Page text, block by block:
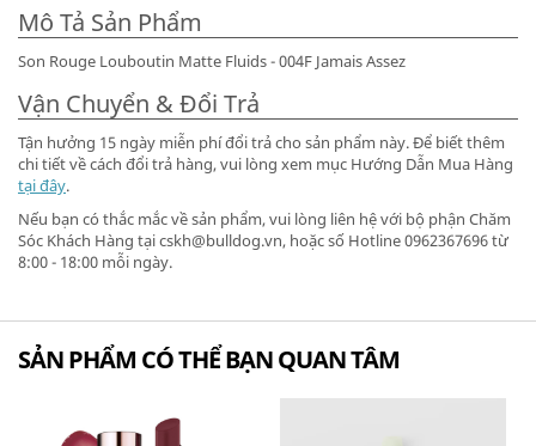
Mô Tả Sản Phẩm
Son Rouge Louboutin Matte Fluids - 004F Jamais Assez
Vận Chuyển & Đổi Trả
Tận hưởng 15 ngày miễn phí đổi trả cho sản phẩm này. Để biết thêm
chi tiết về cách đổi trả hàng, vui lòng xem mục Hướng Dẫn Mua Hàng
tại đây.
Nếu bạn có thắc mắc về sản phẩm, vui lòng liên hệ với bộ phận Chăm
Sóc Khách Hàng tại cskh@bulldog.vn, hoặc số Hotline 0962367696 từ
8:00 - 18:00 mỗi ngày.
SẢN PHẨM CÓ THỂ BẠN QUAN TÂM